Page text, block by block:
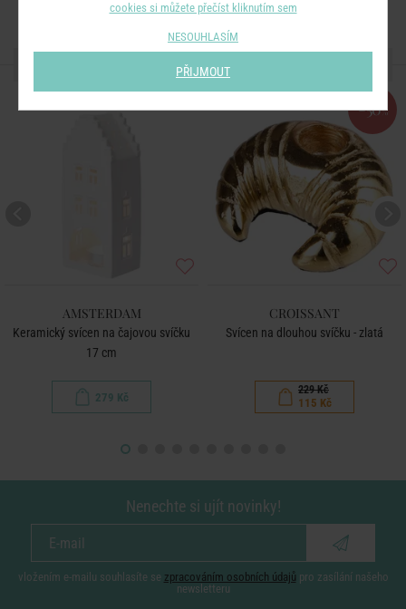
MOHLO BY SE VÁM LÍBIT
AMSTERDAM
Keramický svícen na čajovou svíčku
17 cm
279 Kč
-50%
CROISSANT
Svícen na dlouhou svíčku - zlatá
229 Kč
115 Kč
Nenechte si ujít novinky!
vložením e-mailu souhlasíte se zpracováním osobních údajů pro zasílání našeho
newsletteru
cookies si můžete přečíst kliknutím sem
NESOUHLASÍM
PŘIJMOUT